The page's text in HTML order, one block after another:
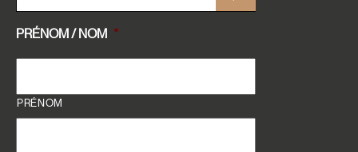
PRÉNOM / NOM *
PRÉNOM